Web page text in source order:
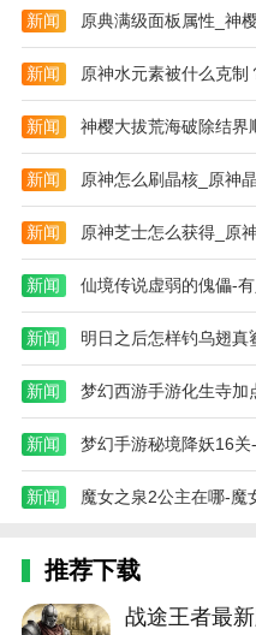
新闻 原典满级面板属性_神
新闻 原神水元素被什么克制
新闻 神樱大拔荒海破除结界
新闻 原神怎么刷晶核_原神
新闻 原神芝士怎么获得_原
新闻 仙境传说虚弱的傀儡-
新闻 明日之后怎样钓乌翅真
新闻
新闻 梦幻手游秘境降妖16
新闻 魔女之泉2公主在哪-魔
推荐下载
战途王者最